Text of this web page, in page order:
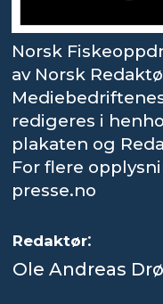
Norsk
av Norsk
redigeres i
plakaten og
For flere
presse.no
Redaktør:
Ole Andreas